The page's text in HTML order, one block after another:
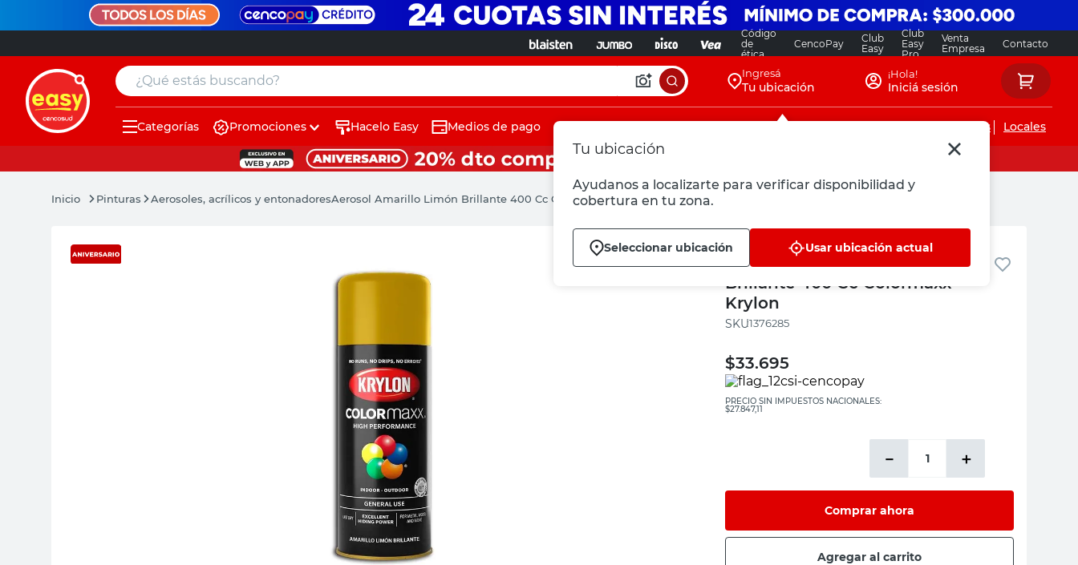
Código
de
ética
CencoPay
Club
Easy
Club
Easy
Pro
Venta
Empresa
Contacto
¿Qué estás buscando? Ingresá
Tu ubicación
Tu ubicación
Ayudanos a localizarte para verificar disponibilidad y
cobertura en tu zona.
Seleccionar ubicación Usar ubicación actual
¡Hola!
Iniciá sesión
Categorías Promociones Hacelo Easy Medios de pago Servicios de instalaciones Locales
Pinturas Aerosoles, acrílicos y entonadoresAerosol Amarillo Limón Brillante 400 Cc Colormaxx Krylon
Krylon
Aerosol Amarillo Limón
Brillante 400 Cc Colormaxx
Krylon
:1376285
$33.695
PRECIO SIN IMPUESTOS NACIONALES:
$27.847,11
＋
－
Comprar ahora
Agregar al carrito
muebles